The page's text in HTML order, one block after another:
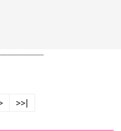
>>|